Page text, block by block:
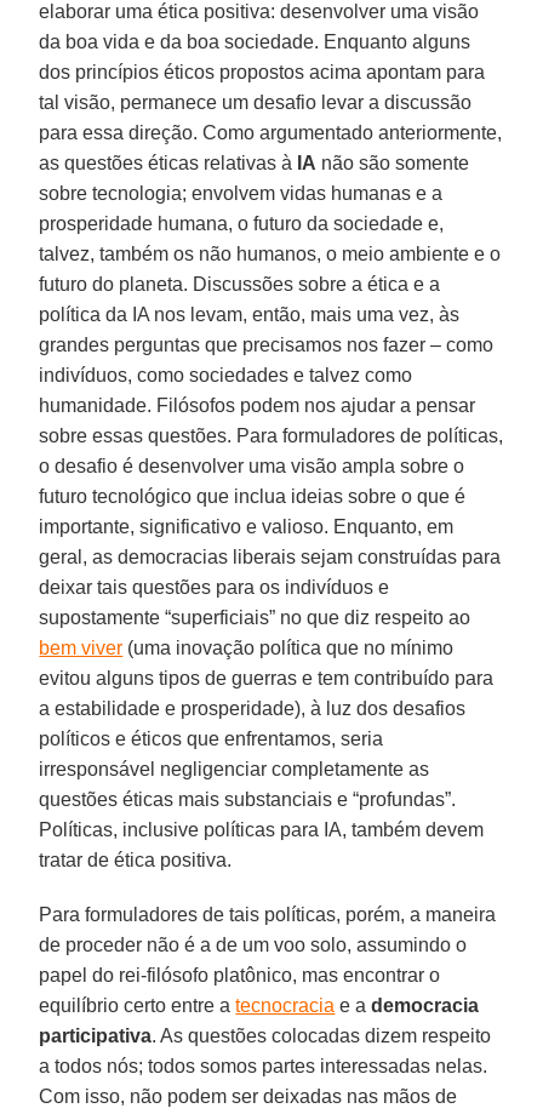
elaborar uma ética positiva: desenvolver uma visão
da boa vida e da boa sociedade. Enquanto alguns
dos princípios éticos propostos acima apontam para
tal visão, permanece um desafio levar a discussão
para essa direção. Como argumentado anteriormente,
as questões éticas relativas à IA não são somente
sobre tecnologia; envolvem vidas humanas e a
prosperidade humana, o futuro da sociedade e,
talvez, também os não humanos, o meio ambiente e o
futuro do planeta. Discussões sobre a ética e a
política da IA nos levam, então, mais uma vez, às
grandes perguntas que precisamos nos fazer – como
indivíduos, como sociedades e talvez como
humanidade. Filósofos podem nos ajudar a pensar
sobre essas questões. Para formuladores de políticas,
o desafio é desenvolver uma visão ampla sobre o
futuro tecnológico que inclua ideias sobre o que é
importante, significativo e valioso. Enquanto, em
geral, as democracias liberais sejam construídas para
deixar tais questões para os indivíduos e
supostamente “superficiais” no que diz respeito ao
bem viver (uma inovação política que no mínimo
evitou alguns tipos de guerras e tem contribuído para
a estabilidade e prosperidade), à luz dos desafios
políticos e éticos que enfrentamos, seria
irresponsável negligenciar completamente as
questões éticas mais substanciais e “profundas”.
Políticas, inclusive políticas para IA, também devem
tratar de ética positiva.
Para formuladores de tais políticas, porém, a maneira
de proceder não é a de um voo solo, assumindo o
papel do rei-filósofo platônico, mas encontrar o
equilíbrio certo entre atecnocracia e ademocracia
participativa. As questões colocadas dizem respeito
a todos nós; todos somos partes interessadas nelas.
Com isso, não podem ser deixadas nas mãos de